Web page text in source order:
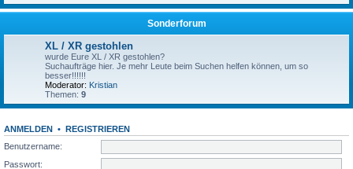
Sonderforum
XL / XR gestohlen
wurde Eure XL / XR gestohlen?
Suchaufträge hier. Je mehr Leute beim Suchen helfen können, um so
besser!!!!!!
Moderator: Kristian
Themen: 9
ANMELDEN • REGISTRIEREN
Benutzername:
Passwort: